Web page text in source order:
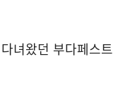
녀왔던 부다페스트